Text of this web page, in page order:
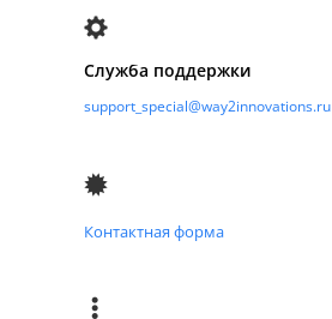
Служба поддержки
support_special@way2innovations.ru
Контактная форма